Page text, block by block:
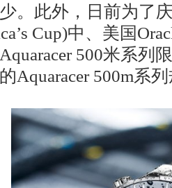
。此外，日前为了
Cup)中、美国
500米系列
Aquaracer 500m系